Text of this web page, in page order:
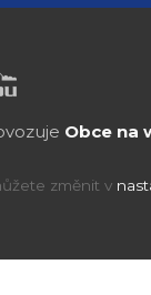
Obce na
změnit v